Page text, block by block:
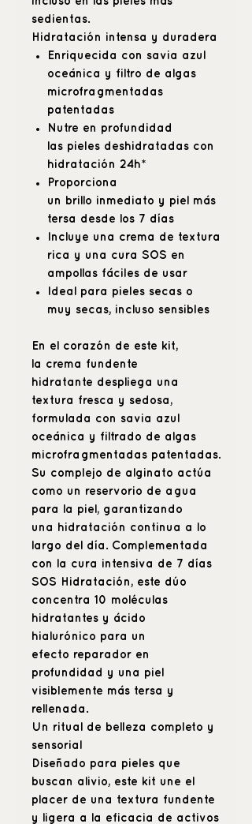
sedientas.
Hidratación intensa y duradera
Enriquecida con savia azul
oceánica y filtro de algas
microfragmentadas
patentadas
Nutre en profundidad
las pieles deshidratadas con
hidratación 24h*
Proporciona
un brillo inmediato y piel más
tersa desde los 7 días
Incluye una crema de textura
rica y una cura SOS en
ampollas fáciles de usar
Ideal para pieles secas o
muy secas, incluso sensibles
En el corazón de este kit,
la crema fundente
hidratante despliega una
textura fresca y sedosa ,
formulada con savia azul
oceánica y filtrado de algas
microfragmentadas patentadas.
Su complejo de alginato actúa
como un reservorio de agua
para la piel, garantizando
una hidratación continua a lo
largo del día. Complementada
con la cura intensiva de 7 días
SOS Hidratación , este dúo
concentra 10 moléculas
hidratantes y ácido
hialurónico para un
efecto reparador en
profundidad y una piel
visiblemente más tersa y
rellenada.
Un ritual de belleza completo y
sensorial
Diseñado para pieles que
buscan alivio, este kit une el
placer de una textura fundente
y ligera a la eficacia de activos